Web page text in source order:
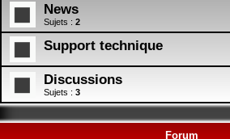
News
Sujets : 2
Support technique
Discussions
Sujets : 3
Forum